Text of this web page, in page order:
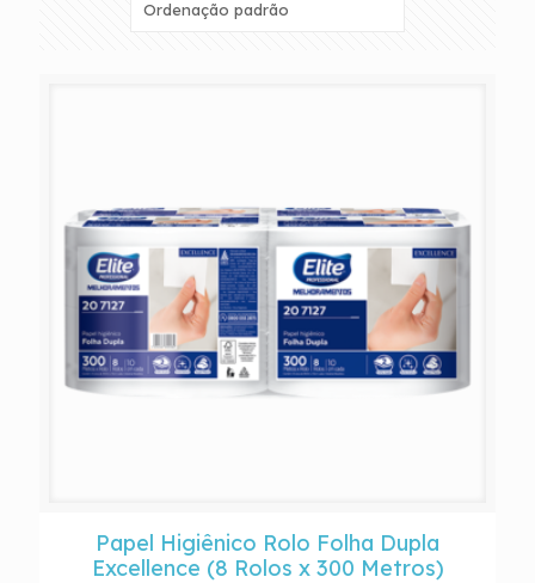
Papel Higiênico Rolo Folha Dupla
Excellence (8 Rolos x 300 Metros)